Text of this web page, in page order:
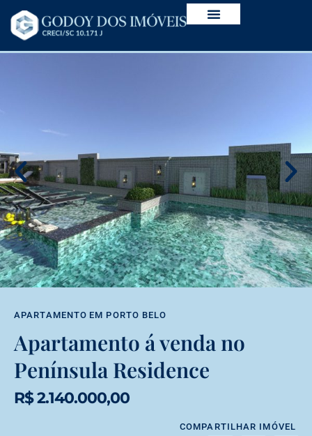
APARTAMENTO EM PORTO BELO
Apartamento á venda no
Península Residence
R$ 2.140.000,00
COMPARTILHAR IMÓVEL